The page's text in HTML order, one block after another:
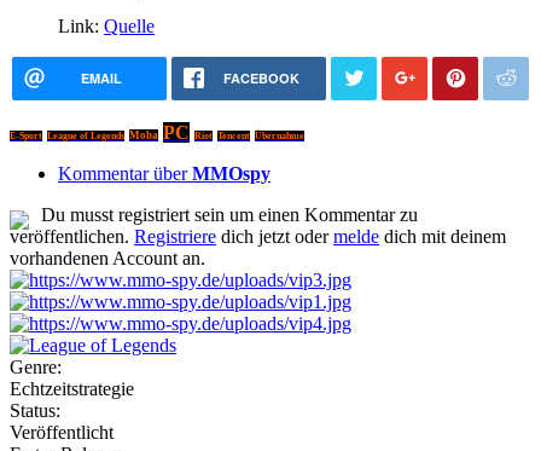
Link: Quelle
EMAIL FACEBOOK
E-Sport League of Legends Moba PC Riot Tencent Übernahme
Kommentar überMMOspy
Du musst registriert sein um einen Kommentar zu
veröffentlichen. Registriere dich jetzt odermelde dich mit deinem
vorhandenen Account an.
Genre:
Echtzeitstrategie
Status:
Veröffentlicht